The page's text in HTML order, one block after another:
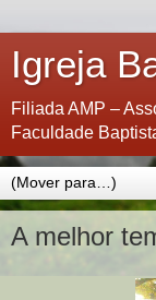
Igreja
Filiada AMP –
Faculdade
A melhor